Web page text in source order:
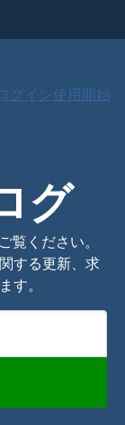
グイン使用開始
グ
ください。
する更新、求
す。